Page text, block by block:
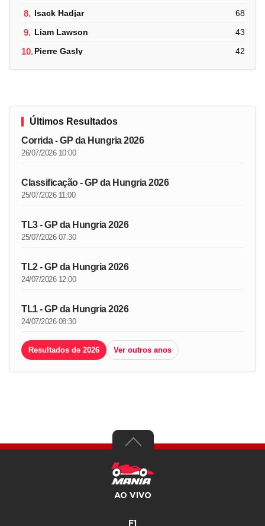
8. Isack Hadjar 68
9. Liam Lawson 43
10.Pierre Gasly 42
Últimos Resultados
Corrida - GP da Hungria 2026
26/07/2026 10:00
Classificação - GP da Hungria 2026
25/07/2026 11:00
TL3 - GP da Hungria 2026
25/07/2026 07:30
TL2 - GP da Hungria 2026
24/07/2026 12:00
TL1 - GP da Hungria 2026
24/07/2026 08:30
Resultados de 2026 Ver outros anos
AO VIVO
F1